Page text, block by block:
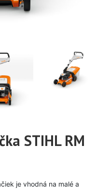
STIHL RM
je vhodná na malé a